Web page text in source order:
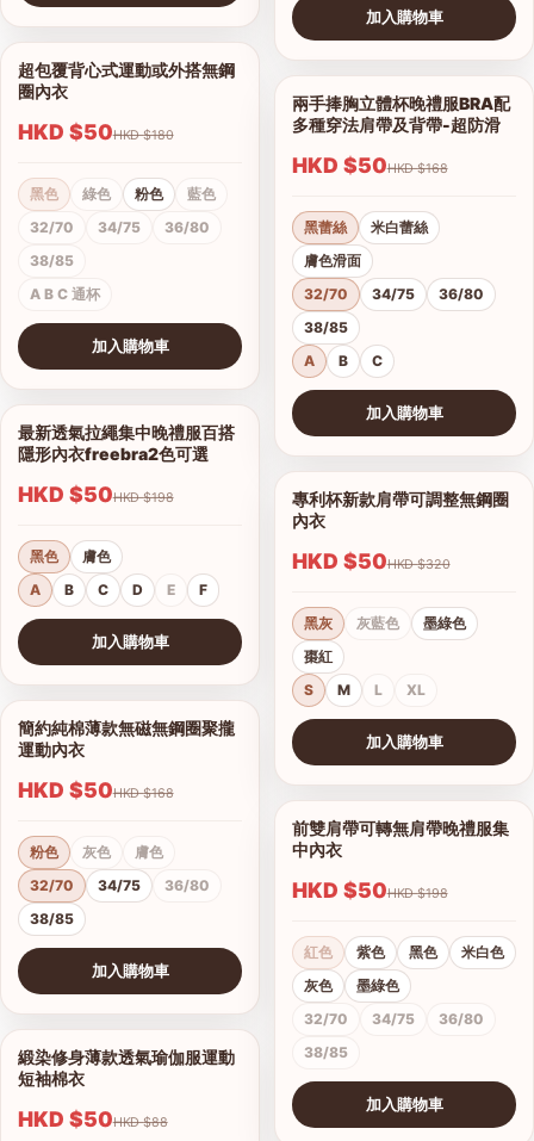
1/4
查看圖片
超包覆背心式運動或外搭無鋼
圈內衣
HKD $50 HKD $180
黑色 綠色 粉色
藍色
32/70
34/75
36/80
38/85
A B C 通杯
加入購物車
1/6
查看圖片
最新透氣拉繩集中晚禮服百搭
隱形內衣freebra2色可選
HKD $50 HKD $198
黑色
膚色
A
B C D E F
加入購物車
1/7
查看圖片
簡約純棉薄款無磁無鋼圈聚攏
運動內衣
HKD $50 HKD $168
粉色 灰色
膚色
32/70
34/75
36/80
38/85
加入購物車
1/17
查看圖片
緞染修身薄款透氣瑜伽服運動
短袖棉衣
HKD $50 HKD $88
加入購物車
1/12
查看圖片
兩手捧胸立體杯晚禮服BRA配
多種穿法肩帶及背帶-超防滑
HKD $50 HKD $168
黑蕾絲
米白蕾絲
膚色滑面
32/70
34/75
36/80
38/85
A
B C
加入購物車
1/9
查看圖片
專利杯新款肩帶可調整無鋼圈
內衣
HKD $50 HKD $320
黑灰 灰藍色
墨綠色
棗紅
S
M L XL
加入購物車
1/15
查看圖片
前雙肩帶可轉無肩帶晚禮服集
中內衣
HKD $50 HKD $198
紅色 紫色 黑色
米白色
灰色
墨綠色
32/70
34/75
36/80
38/85
加入購物車
查看圖片